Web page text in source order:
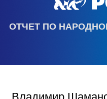
ОТЧЕТ ПО